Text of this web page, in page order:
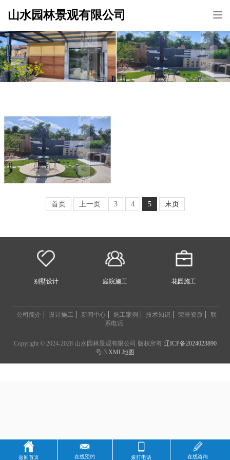
山水园林景观有限公司
首页 上一页 3 4 5 末页
别墅设计 庭院施工 花园施工
公司简介 设计施工 新闻中心 施工案例 技术知识 荣誉资质
联
系电话
Copyright © 2024-2028 山水园林景观有限公司 版权所有 辽ICP备2024023890
号-3 XML地图
返回首页 在线预约 拨打电话 在线咨询